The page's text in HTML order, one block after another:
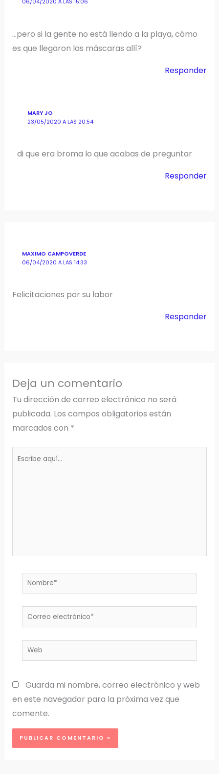
06/04/2020 A LAS 15:06
…pero si la gente no está llendo a la playa, cómo
es que llegaron las máscaras allí?
Responder
MARY JO
23/05/2020 A LAS 20:54
di que era broma lo que acabas de preguntar
Responder
MAXIMO CAMPOVERDE
06/04/2020 A LAS 14:33
Felicitaciones por su labor
Responder
Deja un comentario
Tu dirección de correo electrónico no será
publicada. Los campos obligatorios están
marcados con *
Escribe
Nombre*
Correo
electrónico*
Web
Guarda mi nombre, correo electrónico y web
en este navegador para la próxima vez que
comente.